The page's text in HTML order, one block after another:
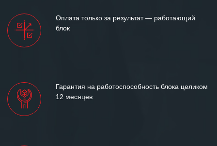
Оплата только за результат — работающий
блок
Гарантия на работоспособность блока целиком
12 месяцев